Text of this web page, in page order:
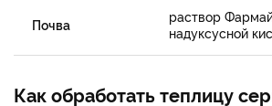
Почва
раствор
надуксусной
Как обработать теплицу